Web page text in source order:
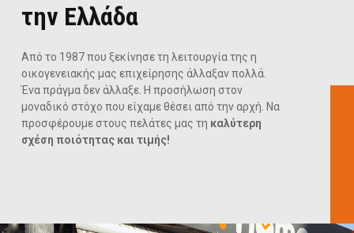
την Ελλάδα
Από το 1987 που ξεκίνησε τη λειτουργία της η
οικογενειακής μας επιχείρησης άλλαξαν πολλά.
Ένα πράγμα δεν άλλαξε. Η προσήλωση στον
μοναδικό στόχο που είχαμε θέσει από την αρχή. Να
προσφέρουμε στους πελάτες μας τη καλύτερη
σχέση ποιότητας και τιμής!